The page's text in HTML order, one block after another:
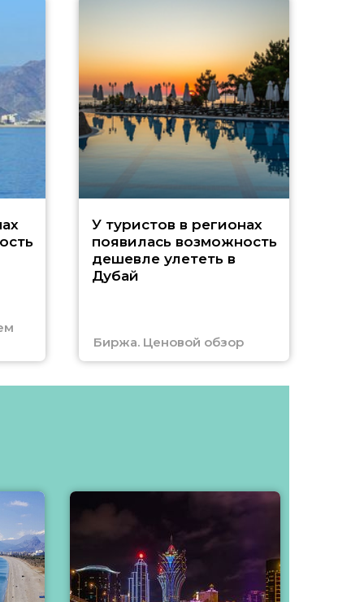
У туристов в регионах
появилась возможность
дешевле улететь в
Дубай
Биржа. Ценовой обзор